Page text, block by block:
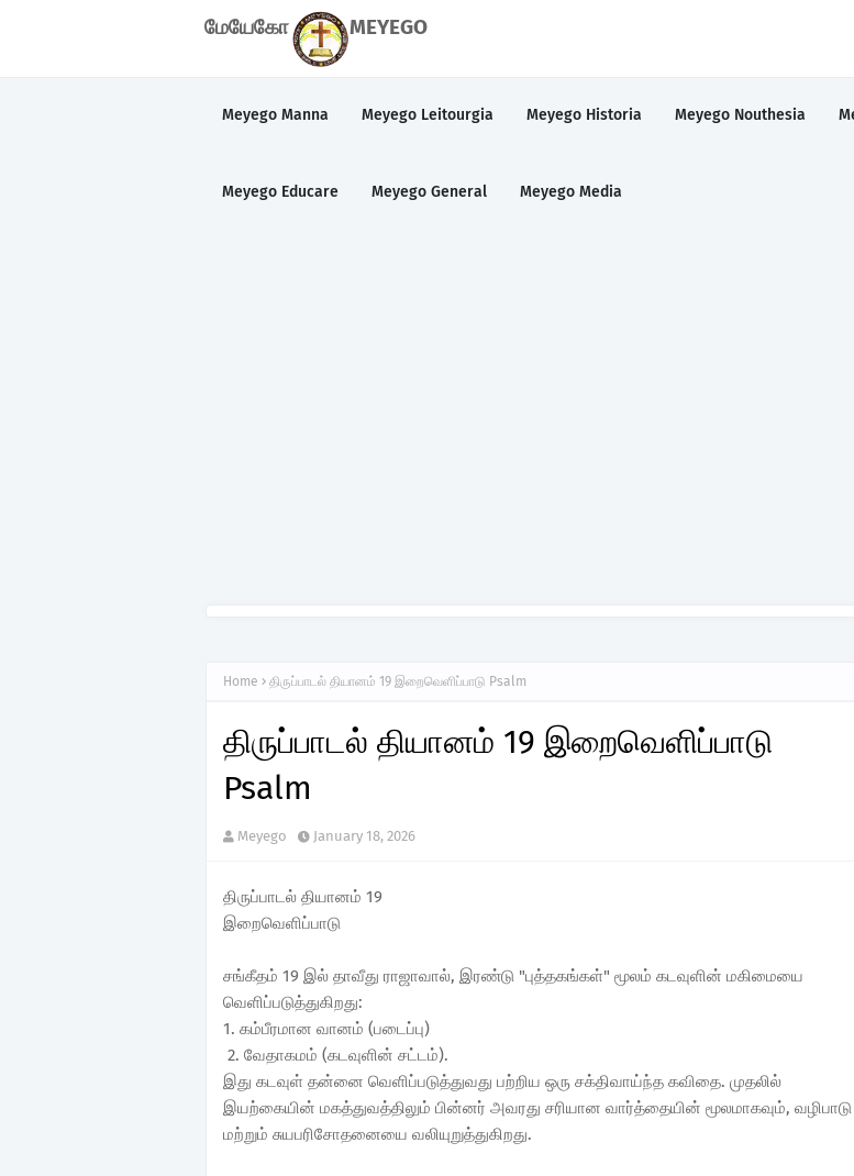
மேயேகோ MEYEGO
Meyego Manna Meyego Leitourgia Meyego Historia Meyego Nouthesia
Meyego Educare Meyego General Meyego Media
Home திருப்பாடல் தியானம் 19 இறைவெளிப்பாடு Psalm
திருப்பாடல் தியானம் 19 இறைவெளிப்பாடு
Psalm
Meyego January 18, 2026
திருப்பாடல் தியானம் 19
இறைவெளிப்பாடு
சங்கீதம் 19 இல் தாவீது ராஜாவால், இரண்டு "புத்தகங்கள்" மூலம் கடவுளின் மகிமையை
வெளிப்படுத்துகிறது:
1. கம்பீரமான வானம் (படைப்பு)
2. வேதாகமம் (கடவுளின் சட்டம்).
இது கடவுள் தன்னை வெளிப்படுத்துவது பற்றிய ஒரு சக்திவாய்ந்த கவிதை. முதலில்
இயற்கையின் மகத்துவத்திலும் பின்னர் அவரது சரியான வார்த்தையின் மூலமாகவும், வழிபாடு
மற்றும் சுயபரிசோதனையை வலியுறுத்துகிறது.